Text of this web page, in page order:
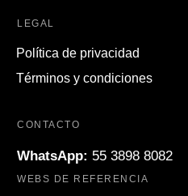
LEGAL
Política de privacidad
Términos y condiciones
CONTACTO
WhatsApp: 55 3898 8082
WEBS DE REFERENCIA